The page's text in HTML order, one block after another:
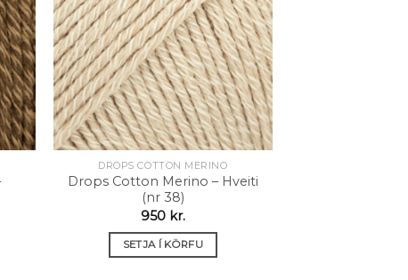
á
Setja á
óskalista
DROPS COTTON MERINO
Drops Cotton Merino – Hveiti
(nr 38)
950 kr.
SETJA Í KÖRFU